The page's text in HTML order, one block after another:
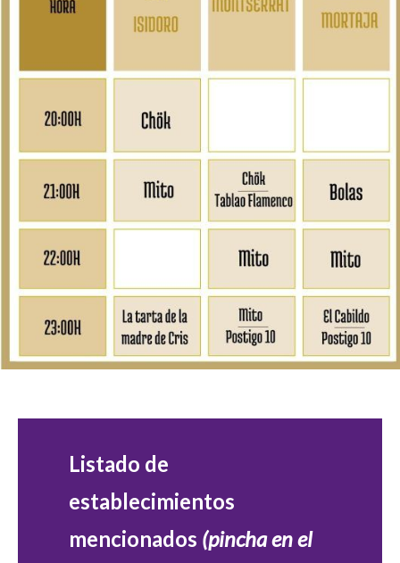
Listado de
establecimientos
mencionados (pincha en el